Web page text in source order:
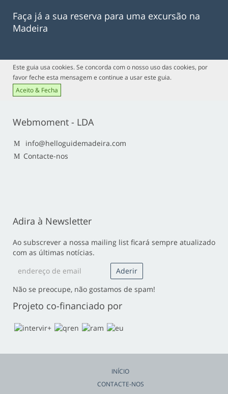
Faça já a sua reserva para uma excursão na
Madeira
Este guia usa cookies. Se concorda com o nosso uso das cookies, por
favor feche esta mensagem e continue a usar este guia.
Aceito & Fecha
Webmoment - LDA
info@helloguidemadeira.com
Contacte-nos
Adira à Newsletter
Ao subscrever a nossa mailing list ficará sempre atualizado
com as últimas notícias.
Não se preocupe, não gostamos de spam!
Projeto co-financiado por
INÍCIO
CONTACTE-NOS